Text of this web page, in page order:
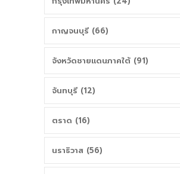
กาญจนบุรี (66)
จังหวัดชายแดนภาคใต้ (91)
จันทบุรี (12)
ตราด (16)
นราธิวาส (56)